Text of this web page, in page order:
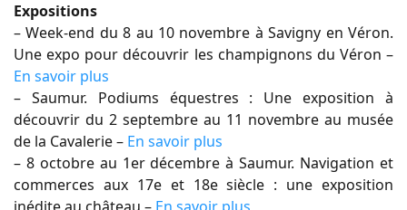
Expositions
– Week-end du 8 au 10 novembre à Savigny en Véron.
Une expo pour découvrir les champignons du Véron –
En savoir plus
– Saumur. Podiums équestres : Une exposition à
découvrir du 2 septembre au 11 novembre au musée
de la Cavalerie – En savoir plus
– 8 octobre au 1er décembre à Saumur. Navigation et
commerces aux 17e et 18e siècle : une exposition